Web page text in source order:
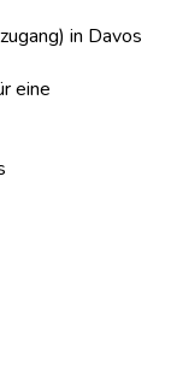
in Davos
eine